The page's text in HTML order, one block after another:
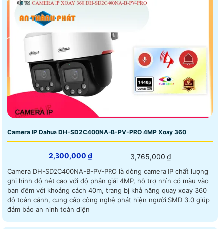
Camera IP Dahua DH-SD2C400NA-B-PV-PRO 4MP Xoay 360
2,300,000 ₫ 3,765,000 ₫
Camera DH-SD2C400NA-B-PV-PRO là dòng camera IP chất lượng
ghi hình độ nét cao với độ phân giải 4MP, hỗ trợ nhìn có màu vào
ban đêm với khoảng cách 40m, trang bị khả năng quay xoay 360
độ toàn cảnh, cung cấp công nghệ phát hiện người SMD 3.0 giúp
đảm bảo an ninh toàn diện